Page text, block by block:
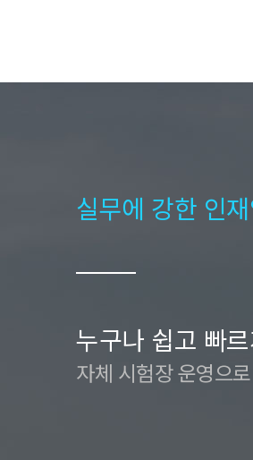
실무에 강한 인
누구나 쉽고 빠
자체 시험장 운영으